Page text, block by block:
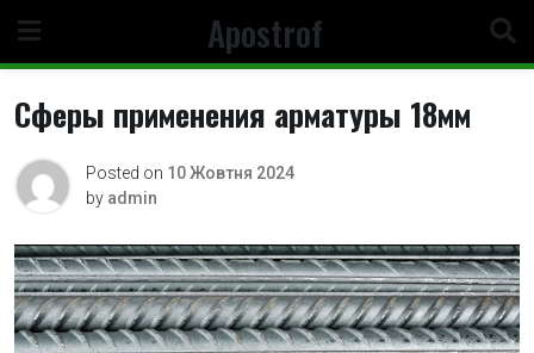
content
Apostrof
Сферы применения арматуры 18мм
Posted on 10 Жовтня 2024
by admin